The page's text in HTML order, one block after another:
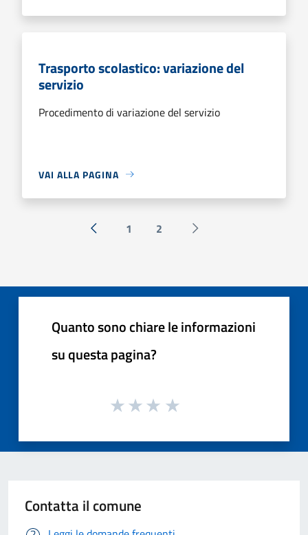
Trasporto scolastico: variazione del
servizio
Procedimento di variazione del servizio
VAI ALLA PAGINA
« Precedente
1 2 Successiva »
Quanto sono chiare le informazioni
su questa pagina?
Contatta il comune